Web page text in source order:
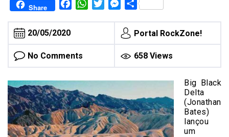
Share FacebookWhatsAppTwitterMessenger
Share
20/05/2020 Portal RockZone!
No Comments 658 Views
Big Black
Delta
(Jonathan
Bates)
lançou
um